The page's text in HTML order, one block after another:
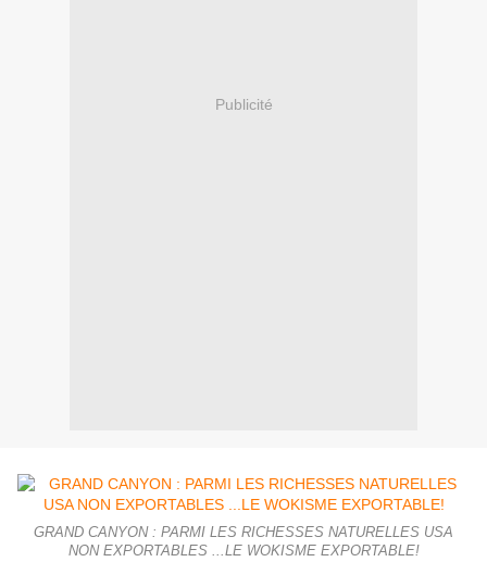
Publicité
GRAND CANYON : PARMI LES RICHESSES NATURELLES USA
NON EXPORTABLES ...LE WOKISME EXPORTABLE!